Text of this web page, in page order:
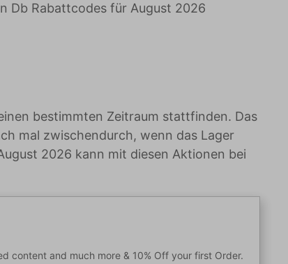
Db Rabattcodes für August 2026
bestimmten Zeitraum stattfinden. Das
mal zwischendurch, wenn das Lager
2026 kann mit diesen Aktionen bei
content and much more & 10% Off your first Order.